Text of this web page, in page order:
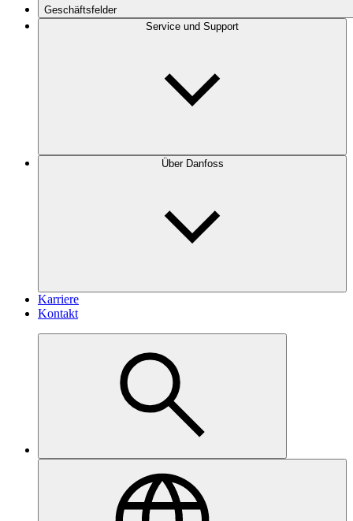
Geschäftsfelder
Service und Support
Über Danfoss
Karriere
Kontakt